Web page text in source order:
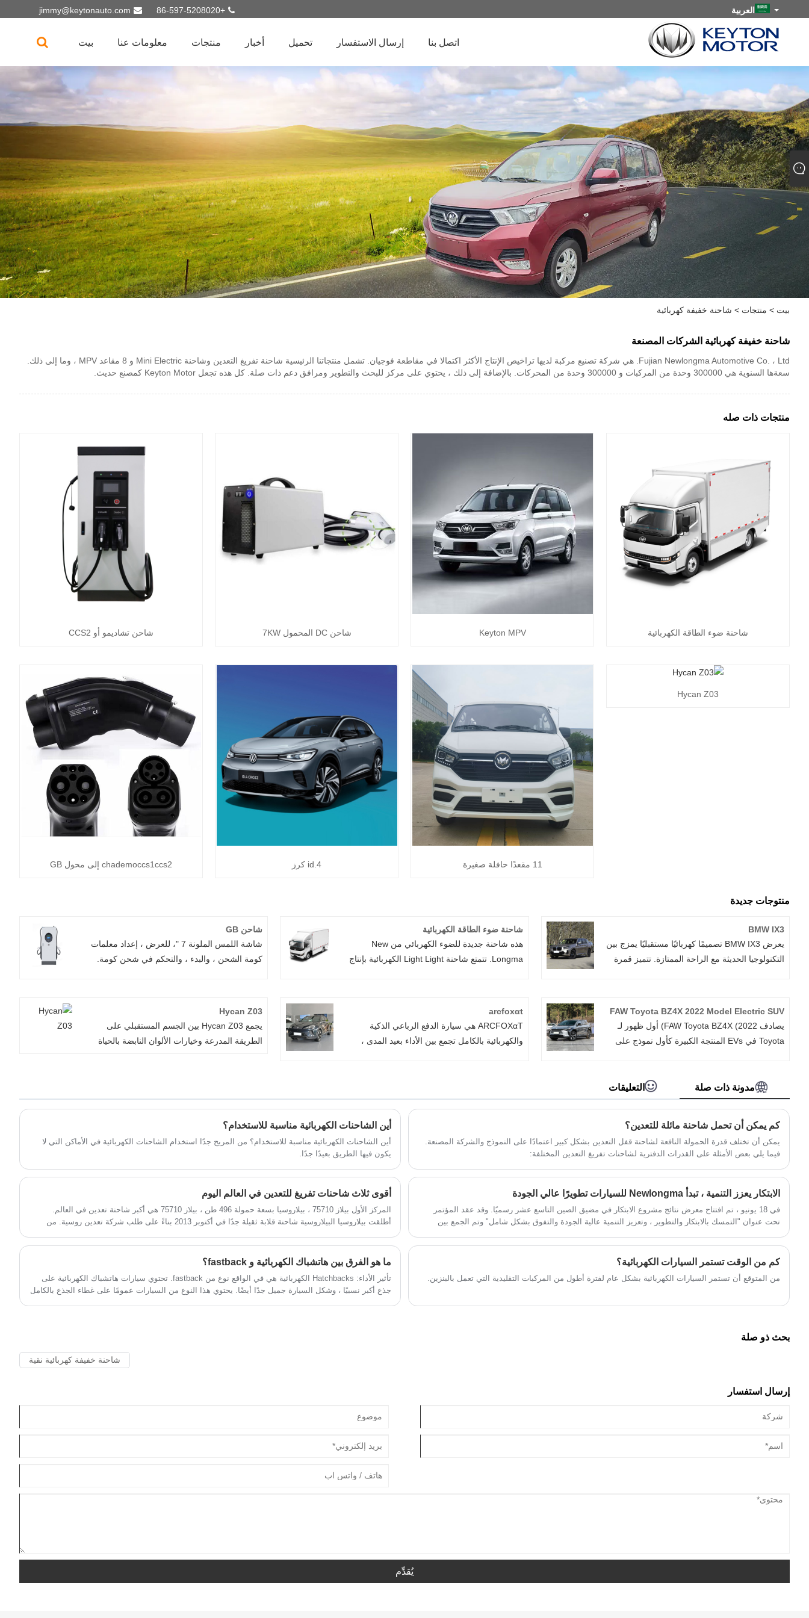
+86-597-5208020
jimmy@keytonauto.com العربية
بيت معلومات عنا منتجات أخبار تحميل إرسال الاستفسار اتصل بنا
بيت > منتجات > شاحنة خفيفة كهربائية
شاحنة خفيفة كهربائية الشركات المصنعة
Fujian Newlongma Automotive Co. ، Ltd. هي شركة تصنيع مركبة لديها تراخيص الإنتاج الأكثر اكتمالا في مقاطعة فوجيان. تشمل منتجاتنا الرئيسية شاحنة تفريغ التعدين وشاحنة Mini Electric و 8 مقاعد MPV ، وما إلى ذلك.
سعةها السنوية هي 300000 وحدة من المركبات و 300000 وحدة من المحركات. بالإضافة إلى ذلك ، يحتوي على مركز للبحث والتطوير ومرافق دعم ذات صلة. كل هذه تجعل Keyton Motor كمصنع حديث.
منتجات ذات صله
شاحنة ضوء الطاقة الكهربائية Keyton MPV شاحن DC المحمول 7KW شاحن تشاديمو أو CCS2
Hycan Z03
11 مقعدًا حافلة صغيرة id.4 كرز chademoccs1ccs2 إلى محول GB
منتوجات جديدة
BMW IX3
يعرض BMW IX3 تصميمًا كهربائيًا مستقبليًا يمزج بين
التكنولوجيا الحديثة مع الراحة الممتازة. تتميز قمرة
شاحنة ضوء الطاقة الكهربائية
هذه شاحنة جديدة للضوء الكهربائي من New
Longma. تتمتع شاحنة Light Light الكهربائية بإنتاج
المجاني في ظروف الطرق المختلفة ، وليس كبيرة
جدًا ومحدودة حسب الارتفاع ، كما تمنح المالك
وتحقيق ربح.
شاحن GB
شاشة اللمس الملونة 7 "، للعرض ، إعداد معلمات
كومة الشحن ، والبدء ، والتحكم في شحن كومة.
FAW Toyota BZ4X 2022 Model Electric SUV
يصادف FAW Toyota BZ4X (2022) أول ظهور لـ
Toyota في EVs المنتجة الكبيرة كأول نموذج على
"مركز للنشاط" مستوحى من أسماك القرش
المطرقة ، ويسلط الضوء على تناقضات الألوان
arcfoxαt
ARCFOXαT هي سيارة الدفع الرباعي الذكية
والكهربائية بالكامل تجمع بين الأداء بعيد المدى ،
Hycan Z03
يجمع Hycan Z03 بين الجسم المستقبلي على
الطريقة المدرعة وخيارات الألوان النابضة بالحياة
إعطاء الأولوية للسلامة من خلال أنظمة حماية
مدونة ذات صلة التعليقات
كم يمكن أن تحمل شاحنة مائلة للتعدين؟
يمكن أن تختلف قدرة الحمولة النافعة لشاحنة قفل التعدين بشكل كبير اعتمادًا على النموذج والشركة المصنعة.
فيما يلي بعض الأمثلة على القدرات الدفترية لشاحنات تفريغ التعدين المختلفة:
أين الشاحنات الكهربائية مناسبة للاستخدام؟
أين الشاحنات الكهربائية مناسبة للاستخدام؟ من المريح جدًا استخدام الشاحنات الكهربائية في الأماكن التي لا
يكون فيها الطريق بعيدًا جدًا.
الابتكار يعزز التنمية ، تبدأ Newlongma للسيارات تطويرًا عالي الجودة
في 18 يونيو ، تم افتتاح معرض نتائج مشروع الابتكار في مضيق الصين التاسع عشر رسميًا. وقد عقد المؤتمر
تحت عنوان "التمسك بالابتكار والتطوير ، وتعزيز التنمية عالية الجودة والتفوق بشكل شامل" وتم الجمع بين
أقوى ثلاث شاحنات تفريغ للتعدين في العالم اليوم
المركز الأول بيلاز 75710 ، بيلاروسيا بسعة حمولة 496 طن ، بيلاز 75710 هي أكبر شاحنة تعدين في العالم.
أطلقت بيلاروسيا البيلاروسية شاحنة قلابة ثقيلة جدًا في أكتوبر 2013 بناءً على طلب شركة تعدين روسية. من
9.87 مترًا. الوزن الفارغ للمركبة 360 طن. يحتوي Belaz 75710 على ثمانية إطارات تعمل بالهواء المضغوط
لكل محرك 2300 حصان. تستخدم السيارة ناقل حركة كهروميكانيكي مدفوعًا بالتيار المتردد. تبلغ سرعة الشاحنة
القصوى 64 كم / ساعة ، ولديها القدرة على نقل 496 طنًا من الحمولة الصافية.
كم من الوقت تستمر السيارات الكهربائية؟
من المتوقع أن تستمر السيارات الكهربائية بشكل عام لفترة أطول من المركبات التقليدية التي تعمل بالبنزين.
ما هو الفرق بين هاتشباك الكهربائية و fastback؟
تأثير الأداء: Hatchbacks الكهربائية هي في الواقع نوع من fastback. تحتوي سيارات هاتشباك الكهربائية على
جذع أكبر نسبيًا ، وشكل السيارة جميل جدًا أيضًا. يحتوي هذا النوع من السيارات عمومًا على غطاء الجذع بالكامل
بحث ذو صلة
شاحنة خفيفة كهربائية نقية
إرسال استفسار
يُقدِّم